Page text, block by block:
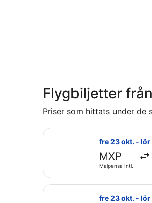
Flygbiljetter från
Priser som hittats under de
fre 23 okt. - lör
MXP
Malpensa Intl.
Välj flyg med
fre 23 okt. - lör
Välj flyg med